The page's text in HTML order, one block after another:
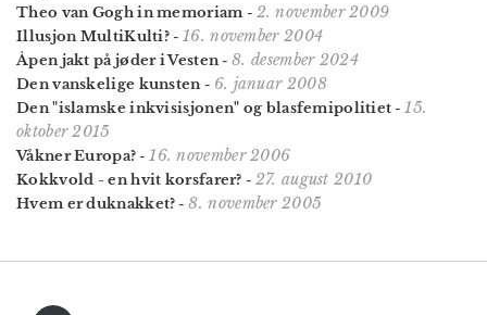
Theo van Gogh in memoriam - 2. november 2009
Illusjon MultiKulti? - 16. november 2004
Åpen jakt på jøder i Vesten-8. desember 2024
Den vanskelige kunsten- 6. januar 2008
Den "islamske inkvisisjonen" og blasfemipolitiet -15.
oktober 2015
Våkner Europa? -16. november 2006
Kokkvold - en hvit korsfarer? - 27. august 2010
Hvem er duknakket? -8. november 2005